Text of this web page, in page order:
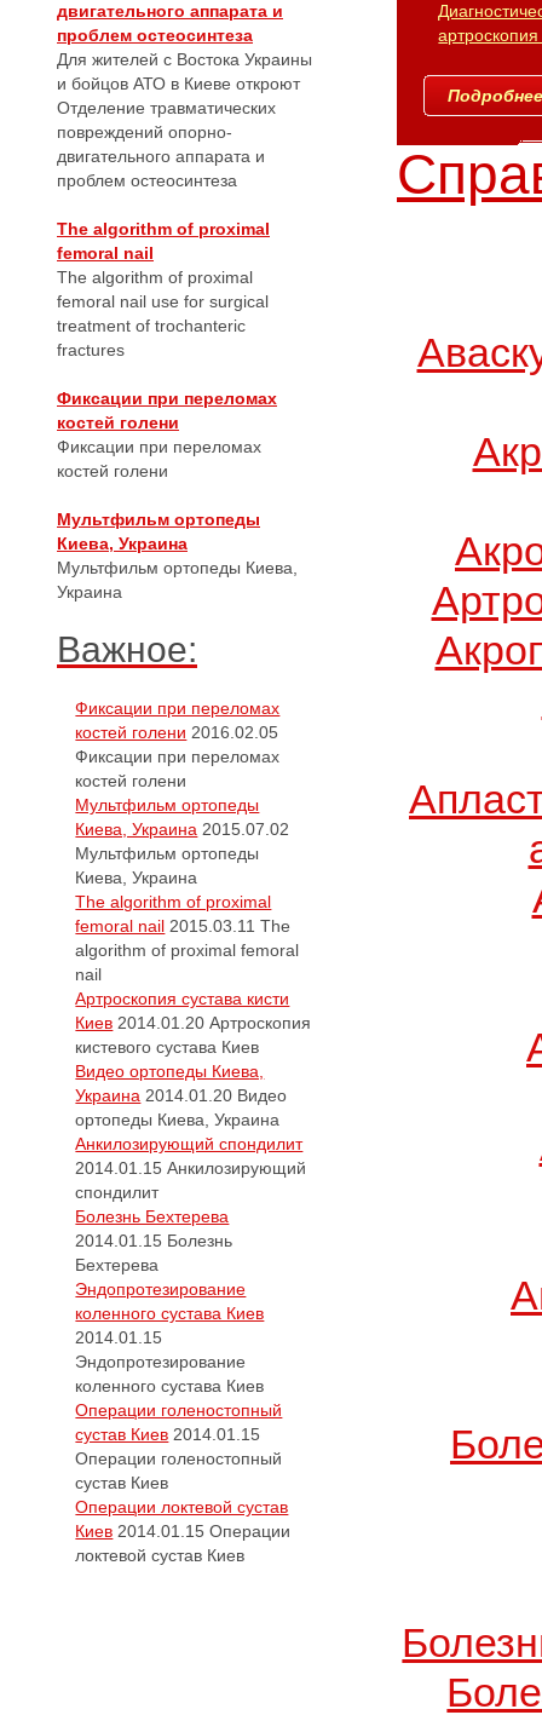
двигательного аппарата и
проблем остеосинтеза
Для жителей с Востока Украины
и бойцов АТО в Киеве откроют
Отделение травматических
повреждений опорно-
двигательного аппарата и
проблем остеосинтеза
The algorithm of proximal
femoral nail
The algorithm of proximal
femoral nail use for surgical
treatment of trochanteric
fractures
Фиксации при переломах
костей голени
Фиксации при переломах
костей голени
Мультфильм ортопеды
Киева, Украина
Мультфильм ортопеды Киева,
Украина
Важное:
Фиксации при переломах
костей голени 2016.02.05
Фиксации при переломах
костей голени
Мультфильм ортопеды
Киева, Украина 2015.07.02
Мультфильм ортопеды
Киева, Украина
The algorithm of proximal
femoral nail 2015.03.11 The
algorithm of proximal femoral
nail
Артроскопия сустава кисти
Киев 2014.01.20 Артроскопия
кистевого сустава Киев
Видео ортопеды Киева,
Украина 2014.01.20 Видео
ортопеды Киева, Украина
Анкилозирующий спондилит
2014.01.15 Анкилозирующий
спондилит
Болезнь Бехтерева
2014.01.15 Болезнь
Бехтерева
Эндопротезирование
коленного сустава Киев
2014.01.15
Эндопротезирование
коленного сустава Киев
Операции голеностопный
сустав Киев 2014.01.15
Операции голеностопный
сустав Киев
Операции локтевой сустав
Киев 2014.01.15 Операции
локтевой сустав Киев